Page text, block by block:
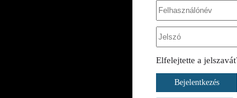
Elfelejtette a
Bejelentkezés